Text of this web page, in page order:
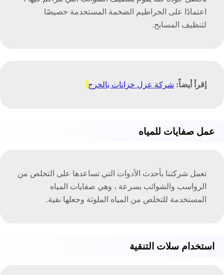
اعتمادًا على الخراطيم الضخمة المستخدمة خصيصًا
لتنظيف المسابح.
إقرأ أيضاً: شركة عزل خزانات بالخرج
عمل صفايات للمياه
تعمل شركتنا بأحدث الأدوات التي تساعدها على التخلص من
الرواسب والشوائب بسرعة ، وهي صفايات المياه
المستخدمة للتخلص من المياه الملوثة وجعلها نقية.
استخدام سلات التنقية